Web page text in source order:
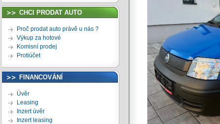
CHCI PRODAT AUTO
Proč prodat auto právě u nás ?
Výkup za hotové
Komisní prodej
Protiúčet
FINANCOVÁNÍ
Úvěr
Leasing
Inzert úvěr
Inzert leasing